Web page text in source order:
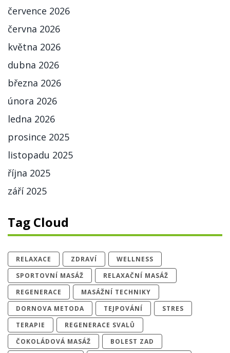
července 2026
června 2026
května 2026
dubna 2026
března 2026
února 2026
ledna 2026
prosince 2025
listopadu 2025
října 2025
září 2025
Tag Cloud
RELAXACE ZDRAVÍ
WELLNESS
SPORTOVNÍ MASÁŽ
RELAXAČNÍ MASÁŽ
REGENERACE
MASÁŽNÍ TECHNIKY
DORNOVA METODA
TEJPOVÁNÍ
STRES
TERAPIE
REGENERACE SVALŮ
ČOKOLÁDOVÁ MASÁŽ
BOLEST ZAD